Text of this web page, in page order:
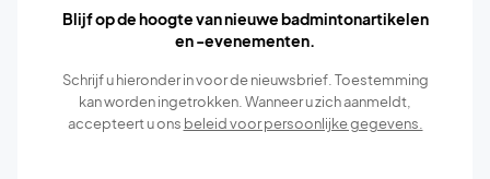
Blijf op de hoogte van nieuwe badmintonartikelen
en -evenementen.
Schrijf u hieronder in voor de nieuwsbrief. Toestemming
kan worden ingetrokken. Wanneer u zich aanmeldt,
accepteert u ons beleid voor persoonlijke gegevens.